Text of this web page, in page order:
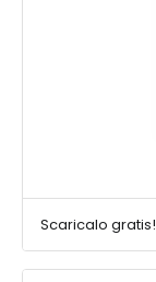
Scaricalo gratis!